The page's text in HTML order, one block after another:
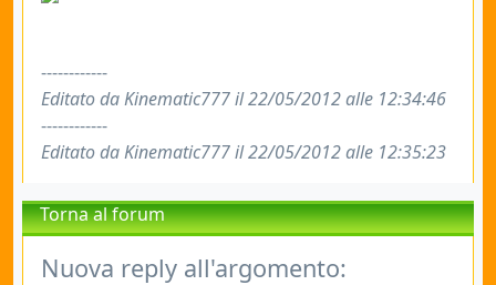
------------
Editato da Kinematic777 il 22/05/2012 alle 12:34:46
------------
Editato da Kinematic777 il 22/05/2012 alle 12:35:23
Torna al forum
Nuova reply all'argomento: